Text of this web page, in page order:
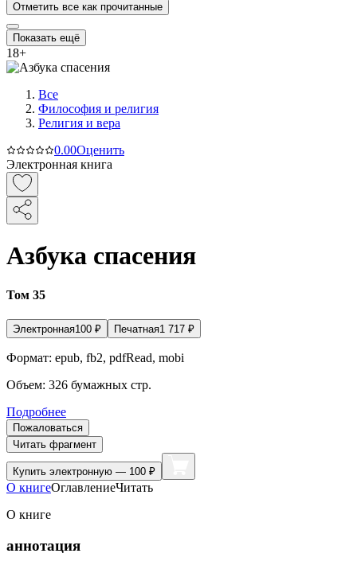
Отметить все как прочитанные
Показать ещё
18+
Все
Философия и религия
Религия и вера
0.00Оценить
Электронная книга
Азбука спасения
Том 35
Электронная100 ₽ Печатная1 717 ₽
Формат: epub, fb2, pdfRead, mobi
Объем: 326 бумажных стр.
Подробнее
Пожаловаться
Читать фрагмент
Купить электронную — 100 ₽
О книгеОглавлениеЧитать
О книге
аннотация